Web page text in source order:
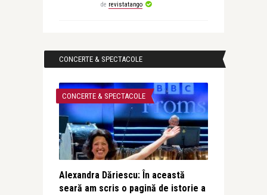
de revistatango
CONCERTE & SPECTACOLE
CONCERTE & SPECTACOLE
Alexandra Dăriescu: În această
seară am scris o pagină de istorie a